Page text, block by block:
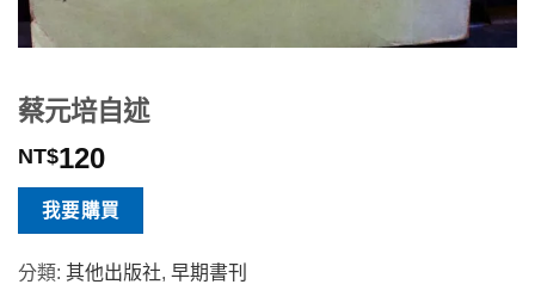
蔡元培自述
NT$120
我要購買
分類: 其他出版社, 早期書刊